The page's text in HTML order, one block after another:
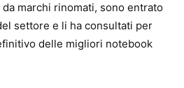
marchi rinomati, sono entrato
settore e li ha consultati per
delle migliori notebook